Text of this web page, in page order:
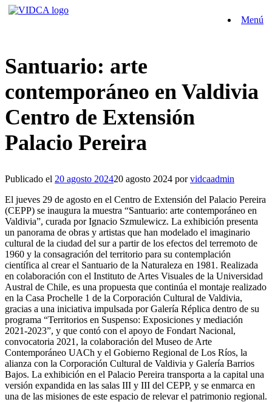
Saltar
Menú
Santuario: arte
contemporáneo en Valdivia
Centro de Extensión
Palacio Pereira
Publicado el 20 agosto 202420 agosto 2024 porvidcaadmin
El jueves 29 de agosto en el Centro de Extensión del Palacio Pereira
(CEPP) se inaugura la muestra “Santuario: arte contemporáneo en
Valdivia”, curada por Ignacio Szmulewicz. La exhibición presenta
un panorama de obras y artistas que han modelado el imaginario
cultural de la ciudad del sur a partir de los efectos del terremoto de
1960 y la consagración del territorio para su contemplación
científica al crear el Santuario de la Naturaleza en 1981. Realizada
en colaboración con el Instituto de Artes Visuales de la Universidad
Austral de Chile, es una propuesta que continúa el montaje realizado
en la Casa Prochelle 1 de la Corporación Cultural de Valdivia,
gracias a una iniciativa impulsada por Galería Réplica dentro de su
programa “Territorios en Suspenso: Exposiciones y mediación
2021-2023”, y que contó con el apoyo de Fondart Nacional,
convocatoria 2021, la colaboración del Museo de Arte
Contemporáneo UACh y el Gobierno Regional de Los Ríos, la
alianza con la Corporación Cultural de Valdivia y Galería Barrios
Bajos. La exhibición en el Palacio Pereira transporta a la capital una
versión expandida en las salas III y III del CEPP, y se enmarca en
una de las misiones de este espacio de relevar el patrimonio regional.